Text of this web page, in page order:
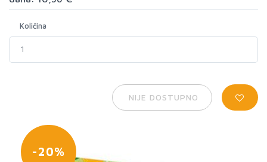
Količina
NIJE DOSTUPNO
-20%